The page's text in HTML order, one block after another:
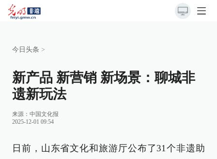
今日头条 >
新产品 新营销 新场景：聊城非
遗新玩法
来源： 中国文化报
2025-12-01 09:54
日前，山东省文化和旅游厅公布了31个非遗助